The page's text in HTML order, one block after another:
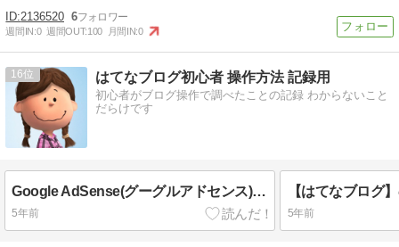
2136520 6
週間IN:0 週間OUT:100 月間IN:0
16 はてなブログ初心者 操作方法 記録用
初心者がブログ操作で調べたことの記録 わからないこと
だらけです
Google AdSense(グーグルアドセンス)不合格と合格を初心者なりに考えた
5年前 5年前